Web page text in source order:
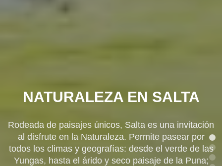
NATURALEZA EN SALTA
Rodeada de paisajes únicos, Salta es una invitación
al disfrute en la Naturaleza. Permite pasear por
todos los climas y geografías: desde el verde de las
Yungas, hasta el árido y seco paisaje de la Puna;
CULTURA EN SALTA
Caracterizada por su cultura ancestral, Salta te invita
a conocer su gente, su identidad, sus
ENTRETENIMIENTO EN
SALTA
FAVORITOS
AVENTURA EN SALTA
Para aquellos que les gustan las experiencias al
límite, Salta ofrece amplias propuestas, enmarcadas